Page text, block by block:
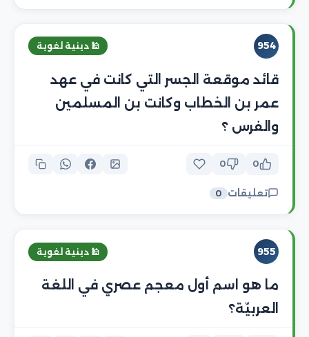
954 🕌 دينية لغوية
قائد موقعة الجسر التي كانت في عهد
عمر بن الخطاب وكانت بن المسلمين
والفرس ؟
0
0
تعليقات 0
955 🕌 دينية لغوية
ما هو اسم أول معجم عصري في اللغة
العربيّة؟